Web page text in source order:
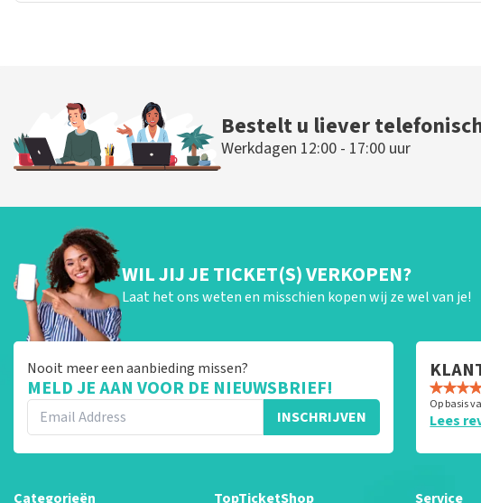
Bestelt u liever
Werkdagen 12:00 - 17:00 uur
WIL JIJ JE TICKET(S) VERKOPEN?
Laat het ons weten en misschien kopen wij ze wel van je!
Nooit meer een aanbieding missen?
MELD JE AAN VOOR DE NIEUWSBRIEF!
INSCHRIJVEN
Op basis
Lees
Categorieën TopTicketShop Service